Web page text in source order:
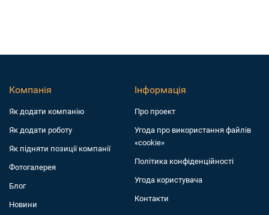
Компанія
Як додати компанiю
Як додати роботу
Як підняти позиції компанії
Фотогалерея
Блог
Новини
Інформація
Про проект
Угода про використання файлів
«cookie»
Політика конфіденційності
Угода користувача
Контакти